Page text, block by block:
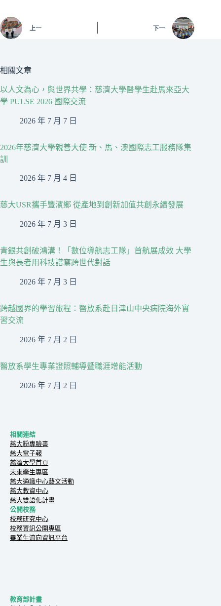
上一 下一
相關文章
以人文為心，與世界共學：慈濟大學醫學生赴馬來亞大
學 PULSE 2026 國際交流
2026 年 7 月 7 日
2026年慈濟大學親善大使 新、馬、澳國際志工服務隊集
訓
2026 年 7 月 4 日
慈大USR攜手豐濱鄉 從產地到創新加值共創永續發展
2026 年 7 月 3 日
青銀共創破鴻溝！「數位導航志工隊」首航展成效 大學
生與長者用科技譜寫跨世代對話
2026 年 7 月 3 日
跨越國界的學習旅程：醫放系赴日津山中央病院海外實
習交流
2026 年 7 月 2 日
醫放系學生專業證照輔導暨職涯增能活動
2026 年 7 月 2 日
相關連結
慈大粉專臉書
慈大電子報
慈濟大學首頁
未來學生專區
慈大通識中心藝文活動
慈大教資中心
慈大雙語化計畫
公開校務
校務研究中心
校務資訊公開專區
畢業生流向資訊平台
教育部計畫